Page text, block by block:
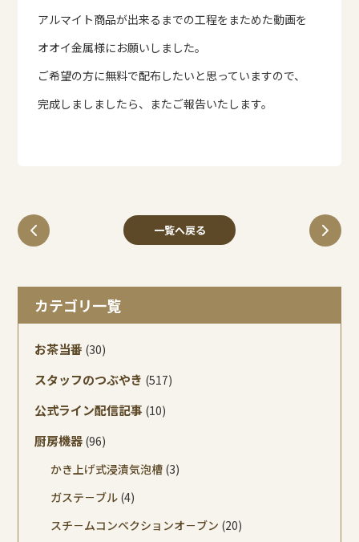
アルマイト商品が出来るまでの工程をまためた動画を
オオイ金属様にお願いしました。
ご希望の方に無料で配布したいと思っていますので、
完成しましましたら、またご報告いたします。
一覧へ戻る
カテゴリ一覧
お茶当番 (30)
スタッフのつぶやき (517)
公式ライン配信記事 (10)
厨房機器 (96)
かき上げ式浸漬気泡槽 (3)
ガステ－ブル (4)
スチ－ムコンベクションオ－ブン (20)